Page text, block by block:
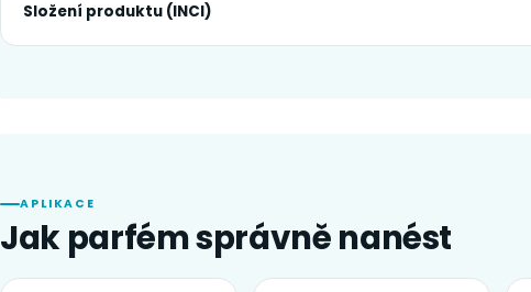
Složení produktu (INCI)
APLIKACE
Jak parfém správně nanést